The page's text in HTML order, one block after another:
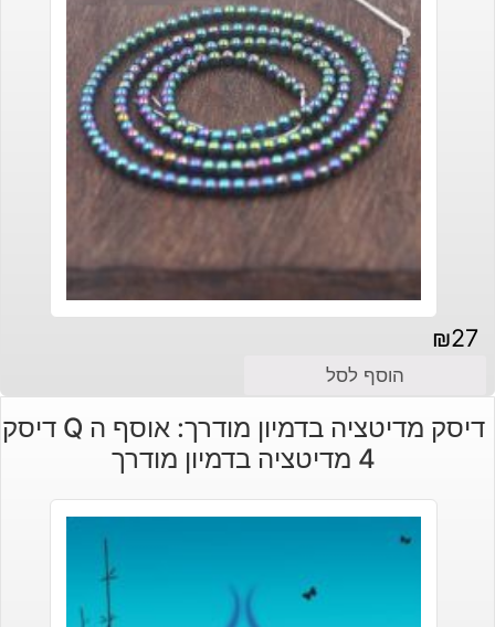
₪27
הוסף לסל
דיסק מדיטציה בדמיון מודרך: אוסף ה Q דיסק
4 מדיטציה בדמיון מודרך